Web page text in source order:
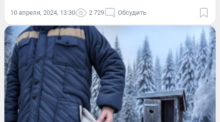
10 апреля, 2024, 13:30 2 729 Обсудить